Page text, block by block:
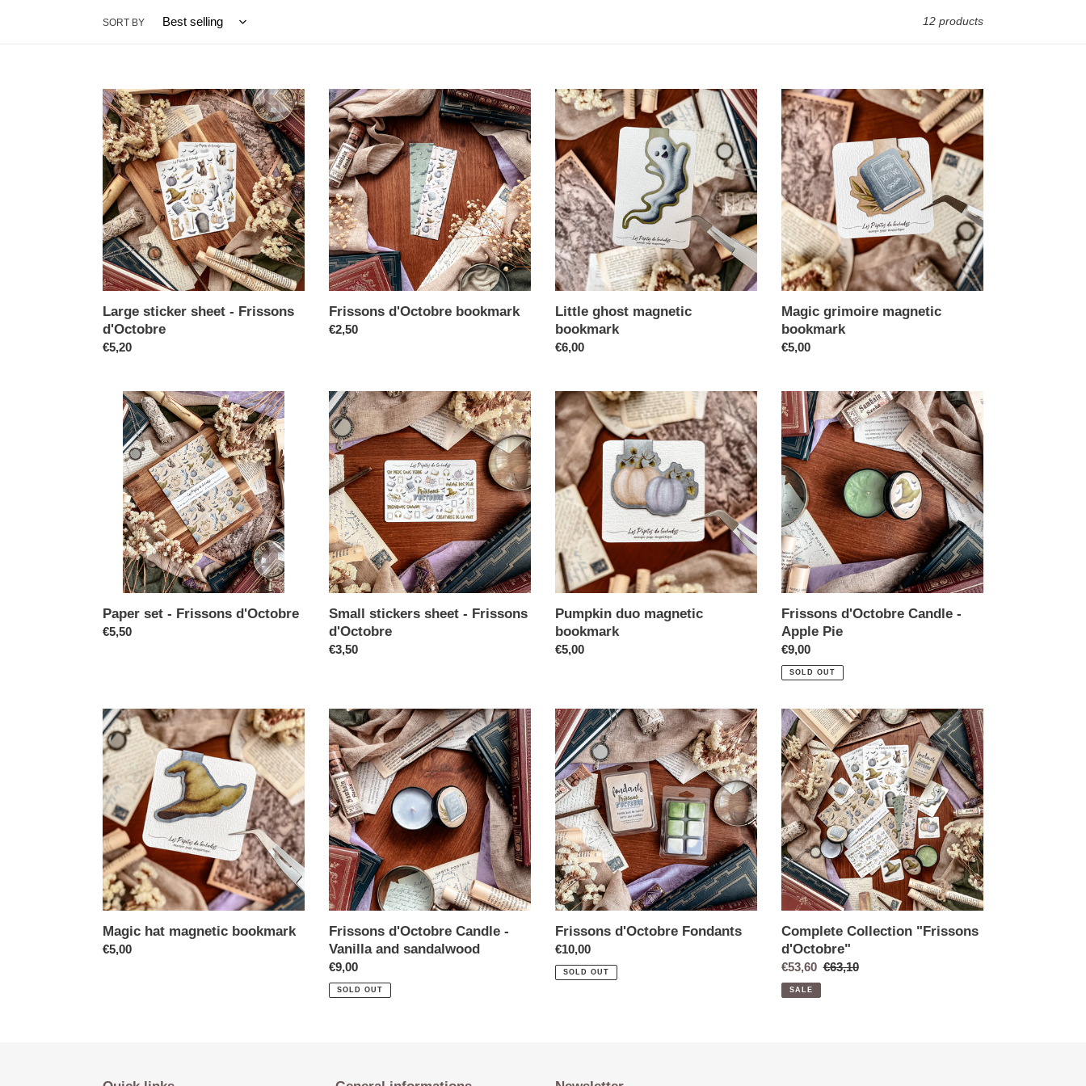
SORT BY 12 products
Large sticker sheet - Frissons
d'Octobre
€5,20
Frissons d'Octobre bookmark
€2,50
Little ghost magnetic
bookmark
€6,00
Magic grimoire magnetic
bookmark
€5,00
Paper set - Frissons d'Octobre
€5,50
Small stickers sheet - Frissons
d'Octobre
€3,50
Pumpkin duo magnetic
bookmark
€5,00
Frissons d'Octobre Candle -
Apple Pie
€9,00
SOLD OUT
Magic hat magnetic bookmark
€5,00
Frissons d'Octobre Candle -
Vanilla and sandalwood
€9,00
SOLD OUT
Frissons d'Octobre Fondants
€10,00
SOLD OUT
Complete Collection "Frissons
d'Octobre"
€53,60 €63,10
SALE